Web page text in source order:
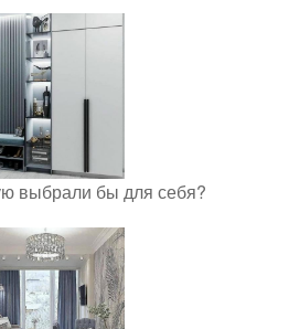
выбрали бы для себя?